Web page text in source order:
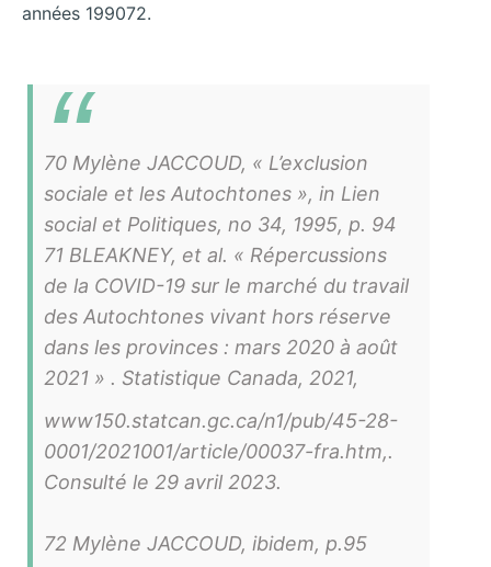
années 199072.
70 Mylène JACCOUD, « L’exclusion
sociale et les Autochtones », in Lien
social et Politiques, no 34, 1995, p. 94
71 BLEAKNEY, et al. « Répercussions
de la COVID-19 sur le marché du travail
des Autochtones vivant hors réserve
dans les provinces : mars 2020 à août
2021 » . Statistique Canada, 2021,
www150.statcan.gc.ca/n1/pub/45-28-
0001/2021001/article/00037-fra.htm,.
Consulté le 29 avril 2023.
72 Mylène JACCOUD, ibidem, p.95